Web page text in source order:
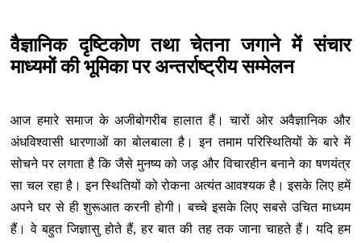
वैज्ञानिक दृष्टिकोण तथा चेतना जगाने में संचार
माध्यमों की भूमिका पर अन्‍तर्राष्‍ट्रीय सम्मेलन
आज हमारे समाज के अजीबोगरीब हालात हैं। चारों ओर अवैज्ञानिक और
अंधविश्‍वासी धारणाओं का बोलबाला है। इन तमाम परिस्थितियों के बारे में
सोचने पर लगता है कि जैसे मुनष्‍य को जड़ और विचारहीन बनाने का षणयंत्र
सा चल रहा है। इन स्थितियों को रोकना अत्‍यंत आवश्‍यक है। इसके लिए हमें
अपने घर से ही शुरूआत करनी होगी। बच्‍चे इसके लिए सबसे उचित माध्‍यम
हैं। वे बहुत जिज्ञासु होते हैं, हर बात की तह तक जाना चाहते हैं। यदि हम